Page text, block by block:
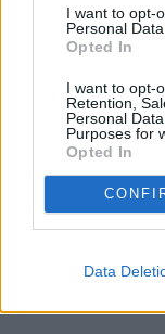
I want to opt-
Personal
Opted In
I want to opt-
Retention,
Personal
Purposes for
Opted In
Data